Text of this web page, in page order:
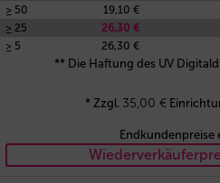
≥ 50
19,10 €
≥ 25
26,30 €
≥ 5
26,30 €
** Die Haftung des UV
* Zzgl. 35,00 €
Endkundenpreise